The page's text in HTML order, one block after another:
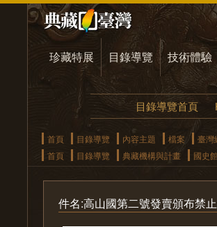
珍藏特展 目錄導覽 技術體驗
目錄導覽首頁
首頁 目錄導覽 內容主題 檔案 臺灣
首頁
目錄導覽 典藏機構與計畫 國史
件名:高山國第二號發賣頒布禁